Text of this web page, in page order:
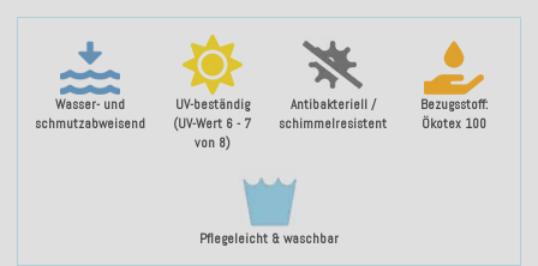
Wasser- und
schmutzabweisend
UV-beständig
(UV-Wert 6 - 7
von 8)
Antibakteriell /
schimmelresistent
Bezugsstoff:
Ökotex 100
Pflegeleicht & waschbar